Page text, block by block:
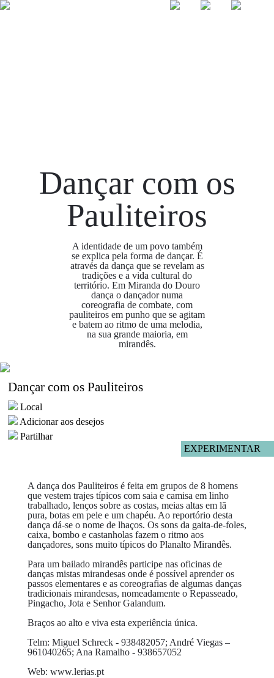
Dançar com os
Pauliteiros
A identidade de um povo também
se explica pela forma de dançar. É
através da dança que se revelam as
tradições e a vida cultural do
território. Em Miranda do Douro
dança o dançador numa
coreografia de combate, com
pauliteiros em punho que se agitam
e batem ao ritmo de uma melodia,
na sua grande maioria, em
mirandês.
Dançar com os Pauliteiros
Local
Adicionar aos desejos
Partilhar
EXPERIMENTAR
A dança dos Pauliteiros é feita em grupos de 8 homens
que vestem trajes típicos com saia e camisa em linho
trabalhado, lenços sobre as costas, meias altas em lã
pura, botas em pele e um chapéu. Ao reportório desta
dança dá-se o nome de lhaços. Os sons da gaita-de-foles,
caixa, bombo e castanholas fazem o ritmo aos
dançadores, sons muito típicos do Planalto Mirandês.
Para um bailado mirandês participe nas oficinas de
danças mistas mirandesas onde é possível aprender os
passos elementares e as coreografias de algumas danças
tradicionais mirandesas, nomeadamente o Repasseado,
Pingacho, Jota e Senhor Galandum.
Braços ao alto e viva esta experiência única.
Telm: Miguel Schreck - 938482057; André Viegas –
961040265; Ana Ramalho - 938657052
Web: www.lerias.pt